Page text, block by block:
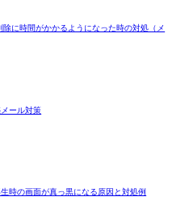
に時間がかかるようになった時の対処（メ
ール対策
時の画面が真っ黒になる原因と対処例